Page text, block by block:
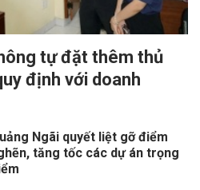
tự đặt thêm thủ
định với doanh
Ngãi quyết liệt gỡ điểm
tăng tốc các dự án trọng